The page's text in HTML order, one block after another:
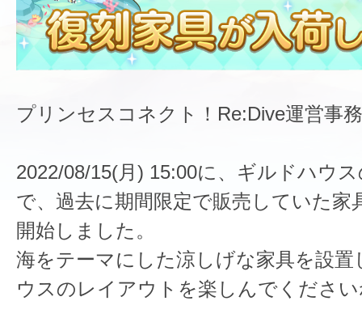
プリンセスコネクト！Re:Dive運営事
2022/08/15(月) 15:00に、ギルドハウ
で、過去に期間限定で販売していた家
開始しました。
海をテーマにした涼しげな家具を設
ウスのレイアウトを楽しんでください